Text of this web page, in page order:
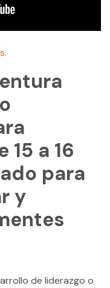
995-1416
a 16
para
y
de liderazgo o